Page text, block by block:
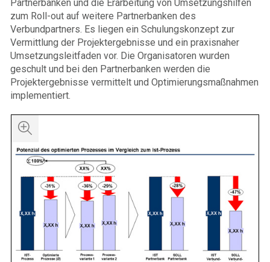
Partnerbanken und die Erarbeitung von Umsetzungshilfen
zum Roll-out auf weitere Partnerbanken des
Verbundpartners. Es liegen ein Schulungskonzept zur
Vermittlung der Projektergebnisse und ein praxisnaher
Umsetzungsleitfaden vor. Die Organisatoren wurden
geschult und bei den Partnerbanken werden die
Projektergebnisse vermittelt und Optimierungsmaßnahmen
implementiert.